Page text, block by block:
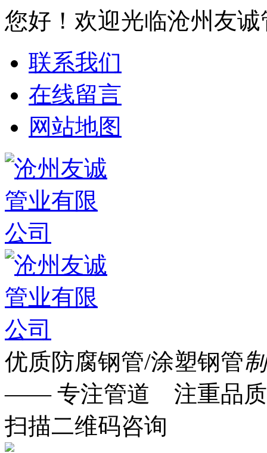
您好！欢迎光临沧州友
联系我们
在线留言
网站地图
优质防腐钢管/涂塑钢管
—— 专注管道 注重品
扫描二维码咨询